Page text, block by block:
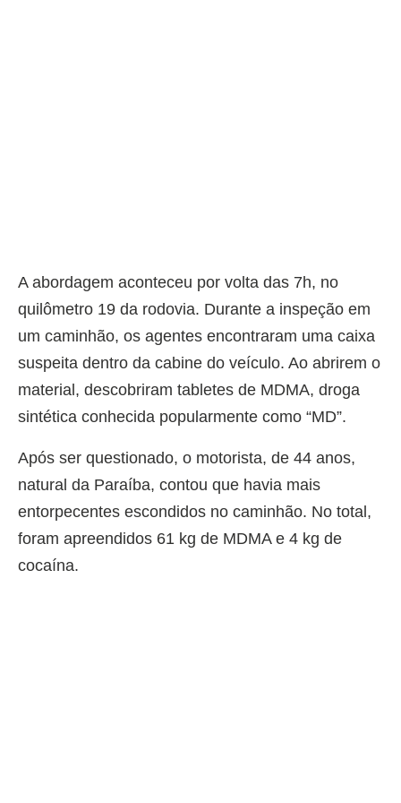
A abordagem aconteceu por volta das 7h, no
quilômetro 19 da rodovia. Durante a inspeção em
um caminhão, os agentes encontraram uma caixa
suspeita dentro da cabine do veículo. Ao abrirem o
material, descobriram tabletes de MDMA, droga
sintética conhecida popularmente como “MD”.
Após ser questionado, o motorista, de 44 anos,
natural da Paraíba, contou que havia mais
entorpecentes escondidos no caminhão. No total,
foram apreendidos 61 kg de MDMA e 4 kg de
cocaína.